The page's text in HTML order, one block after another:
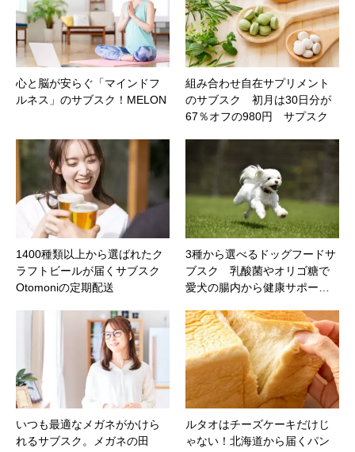
心と脳が安らぐ「マインドフ
ルネス」のサブスク！MELON
組み合わせ自在サプリメント
のサブスク 初月は30日分が
67％オフの980円 サプスク
1400種類以上から選ばれたク
ラフトビールが届くサブスク
Otomoniの定期配送
3種から選べるドッグフードサ
ブスク 乳酸菌やオリゴ糖で
愛犬の腸内から健康サポー…
いつも最適なメガネがかけら
れるサブスク。メガネの田
ルタオはチーズケーキだけじ
ゃない！北海道から届くパン